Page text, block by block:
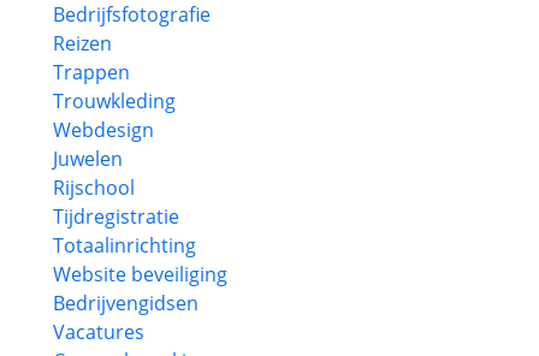
Bedrijfsfotografie
Reizen
Trappen
Trouwkleding
Webdesign
Juwelen
Rijschool
Tijdregistratie
Totaalinrichting
Website beveiliging
Bedrijvengidsen
Vacatures